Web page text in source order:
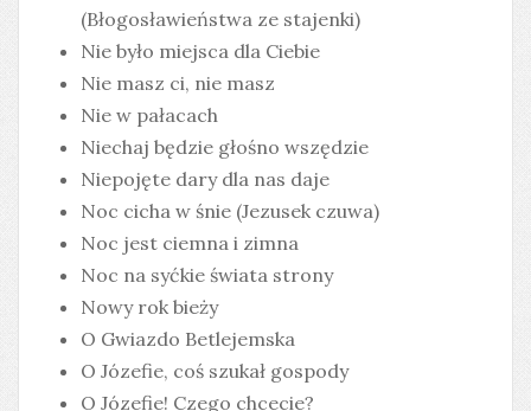
(Błogosławieństwa ze stajenki)
Nie było miejsca dla Ciebie
Nie masz ci, nie masz
Nie w pałacach
Niechaj będzie głośno wszędzie
Niepojęte dary dla nas daje
Noc cicha w śnie (Jezusek czuwa)
Noc jest ciemna i zimna
Noc na syćkie świata strony
Nowy rok bieży
O Gwiazdo Betlejemska
O Józefie, coś szukał gospody
O Józefie! Czego chcecie?